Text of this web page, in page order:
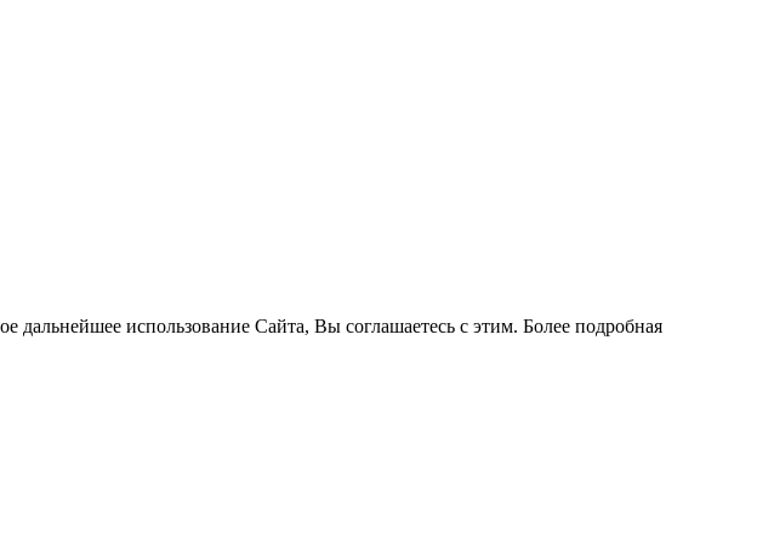
использование Сайта, Вы соглашаетесь с этим. Более подробная